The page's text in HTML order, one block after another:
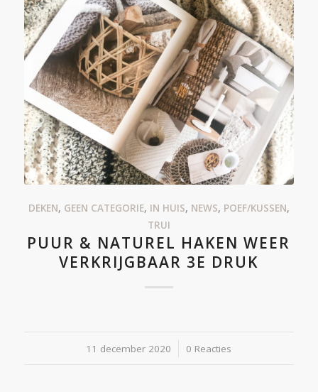
DEKEN, GEEN CATEGORIE, IN HUIS, NEWS, POEF/KUSSEN,
TRUI
PUUR & NATUREL HAKEN WEER
VERKRIJGBAAR 3E DRUK
11 december 2020
/ 0 Reacties